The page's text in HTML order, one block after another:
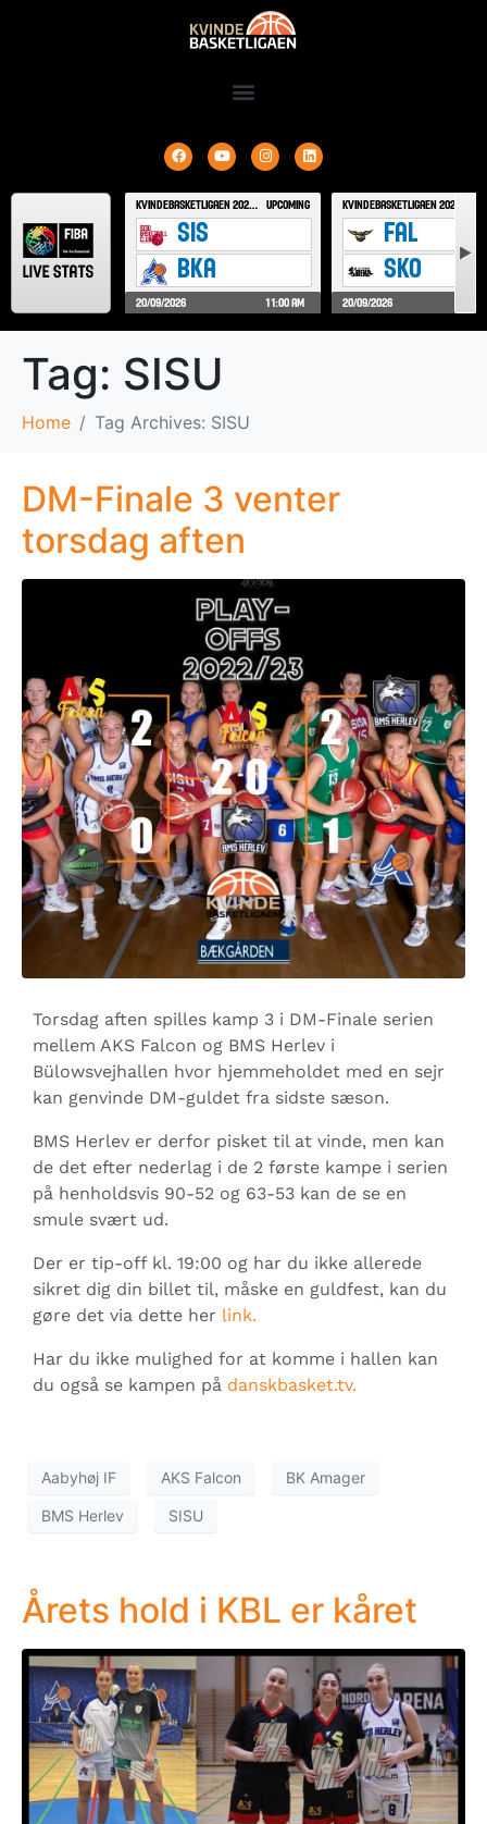
Tag: SISU
Home Tag Archives: SISU
DM-Finale 3 venter
torsdag aften
Torsdag aften spilles kamp 3 i DM-Finale serien
mellem AKS Falcon og BMS Herlev i
Bülowsvejhallen hvor hjemmeholdet med en sejr
kan genvinde DM-guldet fra sidste sæson.
BMS Herlev er derfor pisket til at vinde, men kan
de det efter nederlag i de 2 første kampe i serien
på henholdsvis 90-52 og 63-53 kan de se en
smule svært ud.
Der er tip-off kl. 19:00 og har du ikke allerede
sikret dig din billet til, måske en guldfest, kan du
gøre det via dette her link.
Har du ikke mulighed for at komme i hallen kan
du også se kampen på danskbasket.tv.
Aabyhøj IF AKS Falcon BK Amager
BMS Herlev SISU
Årets hold i KBL er kåret